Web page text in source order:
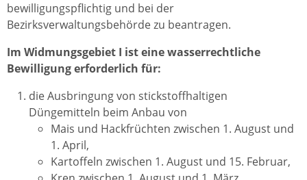
bewilligungspflichtig und bei der
Bezirksverwaltungsbehörde zu beantragen.
Im Widmungsgebiet I ist eine wasserrechtliche
Bewilligung erforderlich für:
die Ausbringung von stickstoffhaltigen
Düngemitteln beim Anbau von
Mais und Hackfrüchten zwischen 1. August und
1. April,
Kartoffeln zwischen 1. August und 15. Februar,